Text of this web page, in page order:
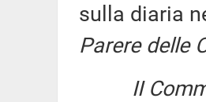
sulla diaria
Parere delle
II